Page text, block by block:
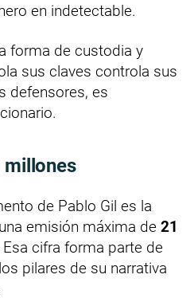
en indetectable.
forma de custodia y
sus claves controla sus
defensores, es
millones
de Pablo Gil es la
emisión máxima de 21
Esa cifra forma parte de
pilares de su narrativa